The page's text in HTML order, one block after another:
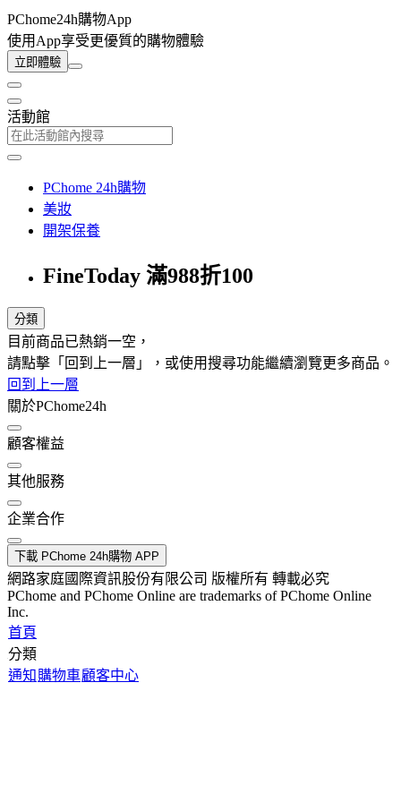
PChome24h購物App
使用App享受更優質的購物體驗
立即體驗
活動館
PChome 24h購物
美妝
開架保養
FineToday 滿988折100
分類
目前商品已熱銷一空，
請點擊「回到上一層」，或使用搜尋功能繼續瀏覽更多商品。
回到上一層
關於PChome24h
顧客權益
其他服務
企業合作
下載 PChome 24h購物 APP
網路家庭國際資訊股份有限公司 版權所有 轉載必究
PChome and PChome Online are trademarks of PChome Online
Inc.
首頁
分類
通知 購物車顧客中心